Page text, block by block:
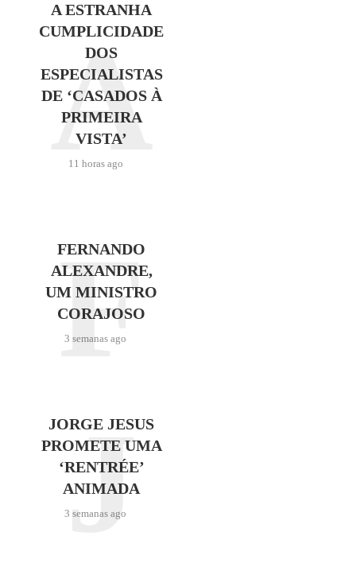
A ESTRANHA
CUMPLICIDADE
DOS
ESPECIALISTAS
DE ‘CASADOS À
PRIMEIRA
VISTA’
11 horas ago
A
FERNANDO
ALEXANDRE,
UM MINISTRO
CORAJOSO
3 semanas ago
F
JORGE JESUS
PROMETE UMA
‘RENTRÉE’
ANIMADA
3 semanas ago
J